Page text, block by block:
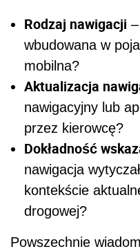
Rodzaj nawigacji
wbudowana w
mobilna?
Aktualizacja
nawigacyjny lub
przez kierowcę?
Dokładność
nawigacja
kontekście
drogowej?
Powszechnie